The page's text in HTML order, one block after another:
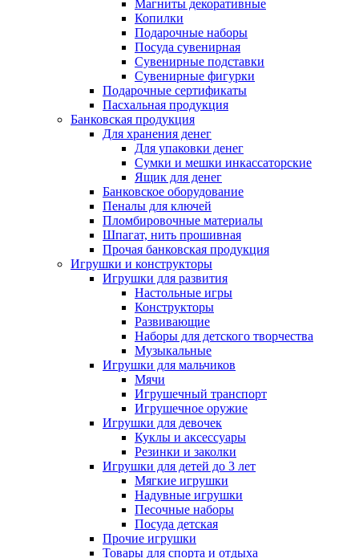
Магниты декоративные
Копилки
Подарочные наборы
Посуда сувенирная
Сувенирные подставки
Сувенирные фигурки
Подарочные сертификаты
Пасхальная продукция
Банковская продукция
Для хранения денег
Для упаковки денег
Сумки и мешки инкассаторские
Ящик для денег
Банковское оборудование
Пеналы для ключей
Пломбировочные материалы
Шпагат, нить прошивная
Прочая банковская продукция
Игрушки и конструкторы
Игрушки для развития
Настольные игры
Конструкторы
Развивающие
Наборы для детского творчества
Музыкальные
Игрушки для мальчиков
Мячи
Игрушечный транспорт
Игрушечное оружие
Игрушки для девочек
Куклы и аксессуары
Резинки и заколки
Игрушки для детей до 3 лет
Мягкие игрушки
Надувные игрушки
Песочные наборы
Посуда детская
Прочие игрушки
Товары для спорта и отдыха